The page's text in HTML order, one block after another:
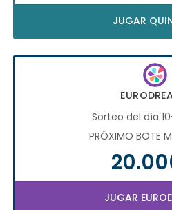
JUGAR
Sorteo del día
PRÓXIMO BOTE
JUGAR